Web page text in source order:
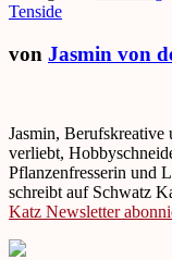
Tenside
von Jasmin von
Jasmin,
verliebt,
Pflanzenfresserin und
schreibt auf Schwatz
Katz Newsletter